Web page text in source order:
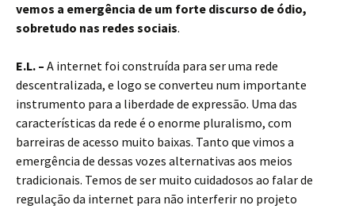
vemos a emergência de um forte discurso de ódio,
sobretudo nas redes sociais.
E.L. – A internet foi construída para ser uma rede
descentralizada, e logo se converteu num importante
instrumento para a liberdade de expressão. Uma das
características da rede é o enorme pluralismo, com
barreiras de acesso muito baixas. Tanto que vimos a
emergência de dessas vozes alternativas aos meios
tradicionais. Temos de ser muito cuidadosos ao falar de
regulação da internet para não interferir no projeto